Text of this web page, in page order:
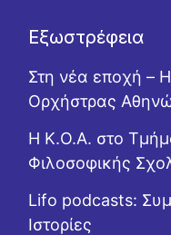
Εξωστρέφεια
Στη νέα εποχή –
Ορχήστρας
Η Κ.Ο.Α. στο
Φιλοσοφικής
Lifo podcasts:
Ιστορίες